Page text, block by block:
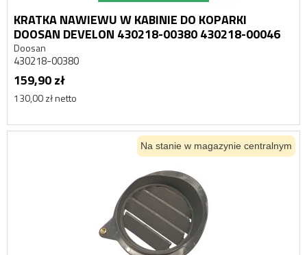
KRATKA NAWIEWU W KABINIE DO KOPARKI
DOOSAN DEVELON 430218-00380 430218-00046
Doosan
430218-00380
159,90 zł
130,00 zł netto
Na stanie w magazynie centralnym